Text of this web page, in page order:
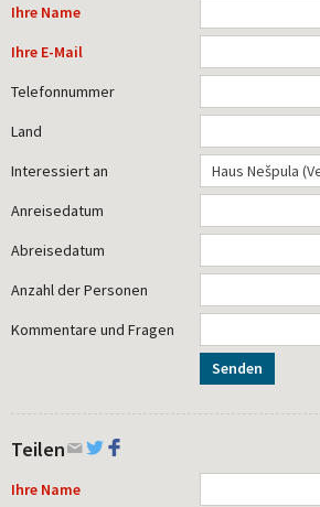
Ihre Name
Ihre E-Mail
Telefonnummer
Land
Interessiert an
Anreisedatum
Abreisedatum
Anzahl der Personen
Kommentare und Fragen
Senden
Teilen
Ihre Name